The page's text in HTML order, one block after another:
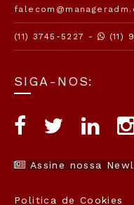
(11) 3745-5227 - (11)
SIGA-NOS:
Assine nossa
Politica de Cookies